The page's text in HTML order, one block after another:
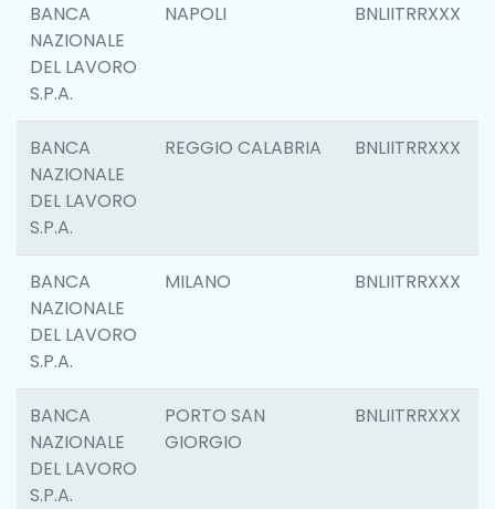
BANCA
NAZIONALE
DEL LAVORO
S.P.A.
NAPOLI BNLIITRRXXX
BANCA
NAZIONALE
DEL LAVORO
S.P.A.
REGGIO CALABRIA BNLIITRRXXX
BANCA
NAZIONALE
DEL LAVORO
S.P.A.
MILANO BNLIITRRXXX
BANCA
NAZIONALE
DEL LAVORO
S.P.A.
PORTO SAN
GIORGIO
BNLIITRRXXX